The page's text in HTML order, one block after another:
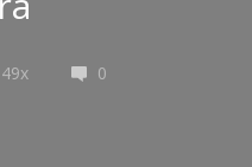
49x 0